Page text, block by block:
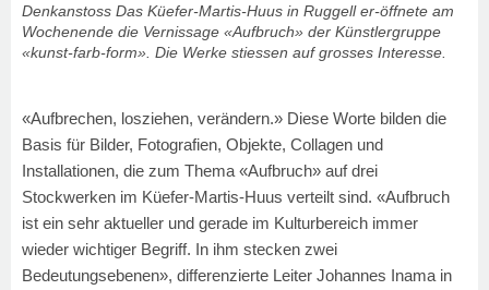
Denkanstoss Das Küefer-Martis-Huus in Ruggell er-öffnete am
Wochenende die Vernissage «Aufbruch» der Künstlergruppe
«kunst-farb-form». Die Werke stiessen auf grosses Interesse.
«Aufbrechen, losziehen, verändern.» Diese Worte bilden die
Basis für Bilder, Fotografien, Objekte, Collagen und
Installationen, die zum Thema «Aufbruch» auf drei
Stockwerken im Küefer-Martis-Huus verteilt sind. «Aufbruch
ist ein sehr aktueller und gerade im Kulturbereich immer
wieder wichtiger Begriff. In ihm stecken zwei
Bedeutungsebenen», differenzierte Leiter Johannes Inama in